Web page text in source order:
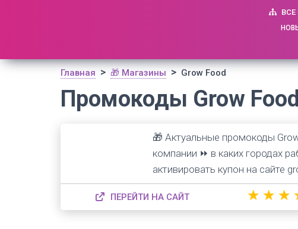
Главная > 🎁 Магазины > Grow Food
Промокоды Grow
🎁 Актуальные промокоды
компании ⏩ в каких городах
активировать купон на сайте
ПЕРЕЙТИ НА САЙТ ★ ★ ★